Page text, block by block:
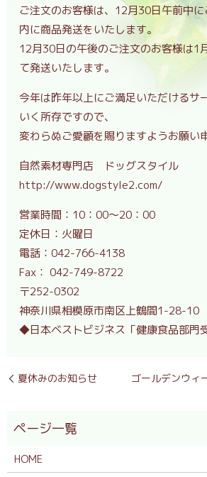
ご注文のお客様は、12月30日午前中
内に商品発送をいたします。
12月30日の午後のご注文のお客様は1
て発送いたします。
今年は昨年以上にご満足いただけるサ
いく所存ですので、
変わらぬご愛顧を賜りますようお願い
自然素材専門店 ドッグスタイル
http://www.dogstyle2.com/
営業時間：10：00～20：00
定休日：火曜日
電話：042-766-4138
Fax： 042-749-8722
〒252-0302
神奈川県相模原市南区上鶴間1-28-10
◆日本ベストビジネス「健康食品部門
夏休みのお知らせ ゴールデンウィ
HOME